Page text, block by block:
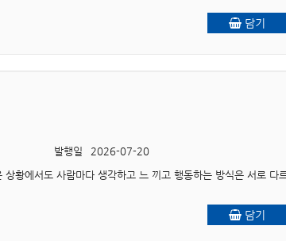
담기
발행일
2026-07-20
담기